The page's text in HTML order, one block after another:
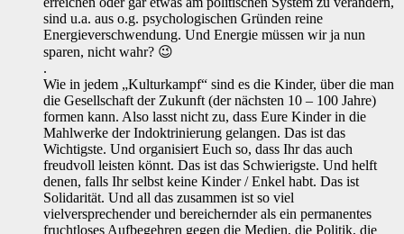
sind u.a. aus o.g. psychologischen Gründen reine
Energieverschwendung. Und Energie müssen wir ja nun
sparen, nicht wahr? 😉
.
Wie in jedem „Kulturkampf“ sind es die Kinder, über die man
die Gesellschaft der Zukunft (der nächsten 10 – 100 Jahre)
formen kann. Also lasst nicht zu, dass Eure Kinder in die
Mahlwerke der Indoktrinierung gelangen. Das ist das
Wichtigste. Und organisiert Euch so, dass Ihr das auch
freudvoll leisten könnt. Das ist das Schwierigste. Und helft
denen, falls Ihr selbst keine Kinder / Enkel habt. Das ist
Solidarität. Und all das zusammen ist so viel
vielversprechender und bereichernder als ein permanentes
fruchtloses Aufbegehren gegen die Medien, die Politik, die